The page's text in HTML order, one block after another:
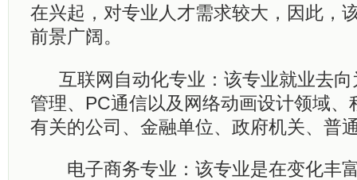
在兴起，对专业人才需求较大，因此，
前景广阔。
互联网自动化专业：该专业就业去向
管理、PC通信以及网络动画设计领域、
有关的公司、金融单位、政府机关、
电子商务专业：该专业是在变化丰